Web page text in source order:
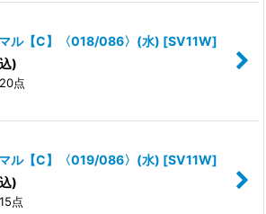
ル【C】〈018/086〉(水) [SV11W]
)
点
ル【C】〈019/086〉(水) [SV11W]
)
点